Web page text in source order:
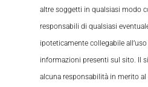
altre soggetti in qualsiasi modo
responsabili di qualsiasi
ipoteticamente collegabile
informazioni presenti sul sito. Il
alcuna responsabilità in merito